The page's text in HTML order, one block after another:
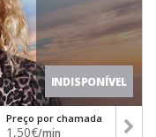
INDISPONÍVEL
Preço por chamada
1,50€/min